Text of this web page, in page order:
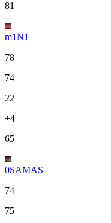
81
m1N1
78
74
22
+4
65
0SAMAS
74
75